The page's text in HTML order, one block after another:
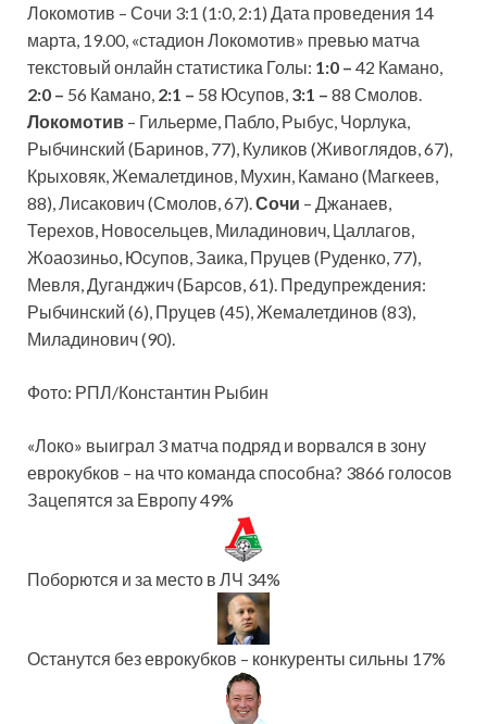
Локомотив – Сочи 3:1 (1:0, 2:1) Дата проведения 14
марта, 19.00, «стадион Локомотив» превью матча
текстовый онлайн статистика Голы: 1:0 – 42 Камано,
2:0 – 56 Камано, 2:1 – 58 Юсупов, 3:1 – 88 Смолов.
Локомотив – Гильерме, Пабло, Рыбус, Чорлука,
Рыбчинский (Баринов, 77), Куликов (Живоглядов, 67),
Крыховяк, Жемалетдинов, Мухин, Камано (Магкеев,
88), Лисакович (Смолов, 67). Сочи – Джанаев,
Терехов, Новосельцев, Миладинович, Цаллагов,
Жоаозиньо, Юсупов, Заика, Пруцев (Руденко, 77),
Мевля, Дуганджич (Барсов, 61). Предупреждения:
Рыбчинский (6), Пруцев (45), Жемалетдинов (83),
Миладинович (90).
Фото: РПЛ/Константин Рыбин
«Локо» выиграл 3 матча подряд и ворвался в зону
еврокубков – на что команда способна? 3866 голосов
Зацепятся за Европу 49%
Поборются и за место в ЛЧ 34%
Останутся без еврокубков – конкуренты сильны 17%